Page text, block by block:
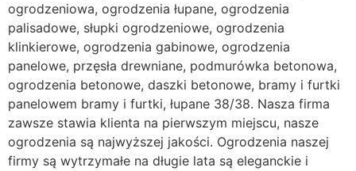
ogrodzeniowa, ogrodzenia łupane, ogrodzenia
palisadowe, słupki ogrodzeniowe, ogrodzenia
klinkierowe, ogrodzenia gabinowe, ogrodzenia
panelowe, przęsła drewniane, podmurówka betonowa,
ogrodzenia betonowe, daszki betonowe, bramy i furtki
panelowem bramy i furtki, łupane 38/38. Nasza firma
zawsze stawia klienta na pierwszym miejscu, nasze
ogrodzenia są najwyższej jakości. Ogrodzenia naszej
firmy są wytrzymałe na długie lata są eleganckie i